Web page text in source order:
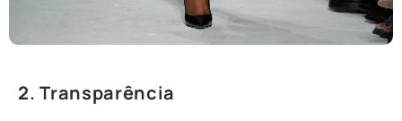
2. Transparência